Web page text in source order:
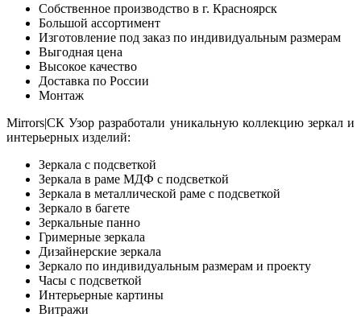
Собственное производство в г. Красноярск
Большой ассортимент
Изготовление под заказ по индивидуальным размерам
Выгодная цена
Высокое качество
Доставка по России
Монтаж
Mirrors|СК Узор разработали уникальную коллекцию зеркал и
интерьерных изделий:
Зеркала с подсветкой
Зеркала в раме МДФ с подсветкой
Зеркала в металлической раме с подсветкой
Зеркало в багете
Зеркальные панно
Гримерные зеркала
Дизайнерские зеркала
Зеркало по индивидуальным размерам и проекту
Часы с подсветкой
Интерьерные картины
Витражи